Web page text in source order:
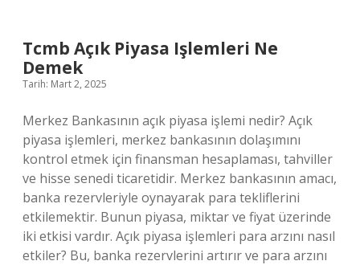
Tcmb Açık Piyasa Işlemleri Ne
Demek
Tarih: Mart 2, 2025
Merkez Bankasının açık piyasa işlemi nedir? Açık
piyasa işlemleri, merkez bankasının dolaşımını
kontrol etmek için finansman hesaplaması, tahviller
ve hisse senedi ticaretidir. Merkez bankasının amacı,
banka rezervleriyle oynayarak para tekliflerini
etkilemektir. Bunun piyasa, miktar ve fiyat üzerinde
iki etkisi vardır. Açık piyasa işlemleri para arzını nasıl
etkiler? Bu, banka rezervlerini artırır ve para arzını